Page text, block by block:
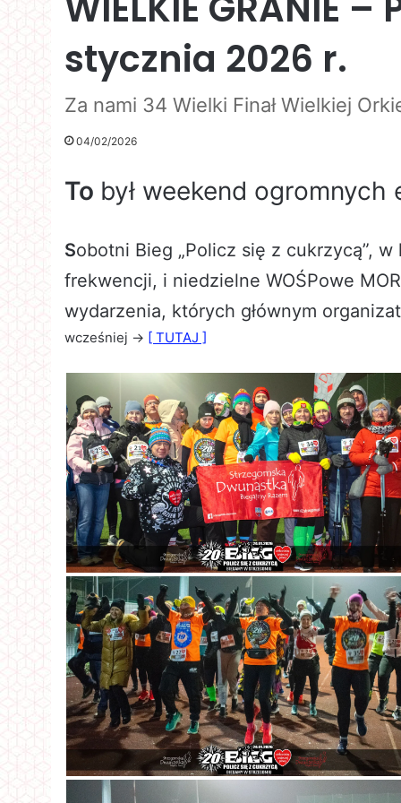
stycznia 2026 r.
Za nami 34 Wielki Finał Wielkiej
04/02/2026
To był weekend
Sobotni Bieg „Policz się z cukrzycą”,
frekwencji, i niedzielne WOŚPowe
wydarzenia, których głównym
wcześniej -> [ TUTAJ ]